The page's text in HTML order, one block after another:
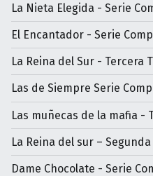
La Nieta Elegida - Serie
El Encantador - Serie
La Reina del Sur - Tercera
Las de Siempre Serie
Las muñecas de la mafia -
La Reina del sur –
Dame Chocolate - Serie